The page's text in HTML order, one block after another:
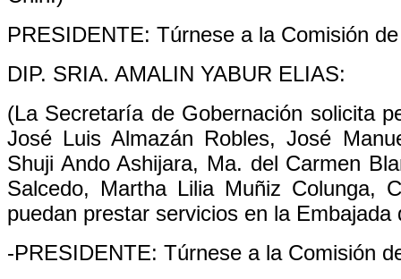
PRESIDENTE: Túrnese a la Comisión
DIP. SRIA. AMALIN YABUR ELIAS:
(La Secretaría de Gobernación solicita
José Luis Almazán Robles, José
Shuji Ando Ashijara, Ma. del Carmen
Salcedo, Martha Lilia Muñiz Colunga,
puedan prestar servicios en la
-PRESIDENTE: Túrnese a la Comisión